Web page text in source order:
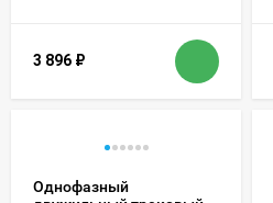
3 896 ₽
Однофазный